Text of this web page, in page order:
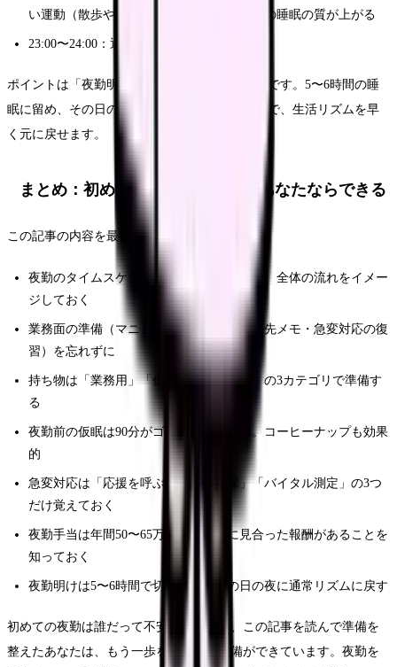
い運動（散歩やストレッチ）をすると、夜の睡眠の質が上がる
23:00〜24:00：通常の就寝時間に戻す
ポイントは「夜勤明けに長く寝すぎない」ことです。5〜6時間の睡
眠に留め、その日の夜に通常の時間に眠ることで、生活リズムを早
く元に戻せます。
まとめ：初めての夜勤、大丈夫。あなたならできる
この記事の内容を最後にまとめます。
夜勤のタイムスケジュールを事前に把握し、全体の流れをイメー
ジしておく
業務面の準備（マニュアル確認・緊急連絡先メモ・急変対応の復
習）を忘れずに
持ち物は「業務用」「仮眠用」「食事用」の3カテゴリで準備す
る
夜勤前の仮眠は90分がゴールデンタイム。コーヒーナップも効果
的
急変対応は「応援を呼ぶ」「安全確保」「バイタル測定」の3つ
だけ覚えておく
夜勤手当は年間50〜65万円。大変さに見合った報酬があることを
知っておく
夜勤明けは5〜6時間で切り上げ、その日の夜に通常リズムに戻す
初めての夜勤は誰だって不安です。でも、この記事を読んで準備を
整えたあなたは、もう一歩を踏み出す準備ができています。夜勤を